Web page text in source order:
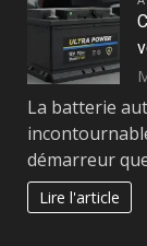
La batterie
démarreur
Lire l'article